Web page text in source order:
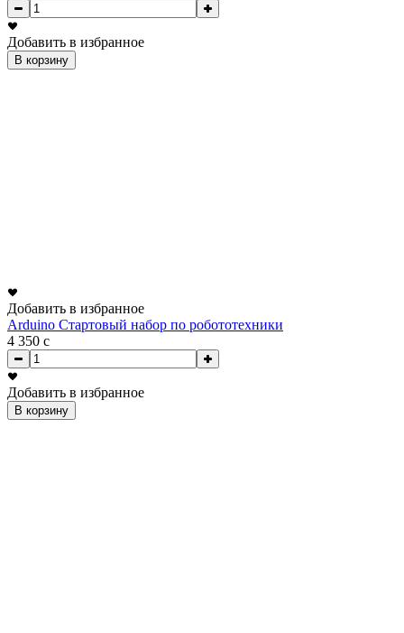
Добавить в избранное
В корзину
Добавить в избранное
Arduino Стартовый набор по робототехники
4 350 c
Добавить в избранное
В корзину